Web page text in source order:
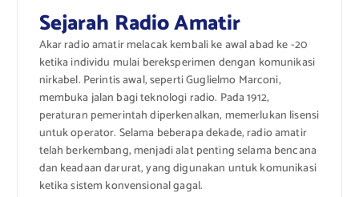
Sejarah Radio Amatir
Akar radio amatir melacak kembali ke awal abad ke -20
ketika individu mulai bereksperimen dengan komunikasi
nirkabel. Perintis awal, seperti Guglielmo Marconi,
membuka jalan bagi teknologi radio. Pada 1912,
peraturan pemerintah diperkenalkan, memerlukan lisensi
untuk operator. Selama beberapa dekade, radio amatir
telah berkembang, menjadi alat penting selama bencana
dan keadaan darurat, yang digunakan untuk komunikasi
ketika sistem konvensional gagal.